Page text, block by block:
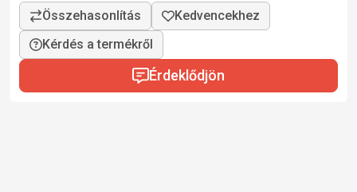
Kérdés a termékről
Érdeklődjön